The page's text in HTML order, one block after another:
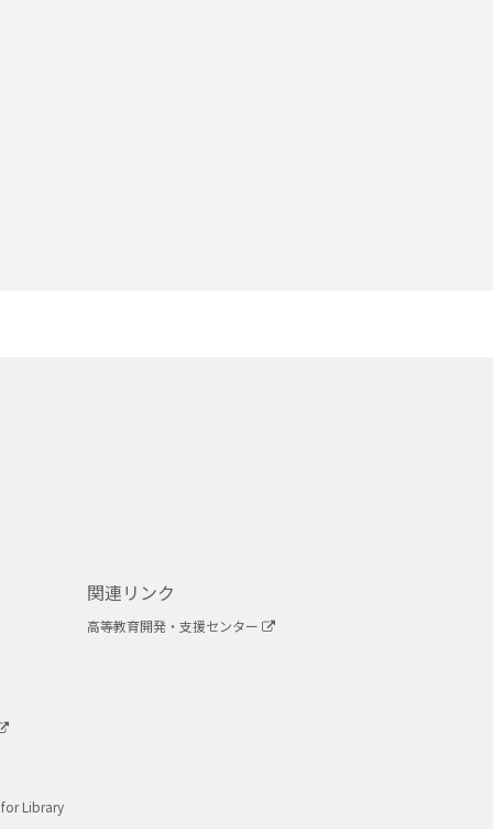
Library
関連リンク
高等教育開発・支援センター